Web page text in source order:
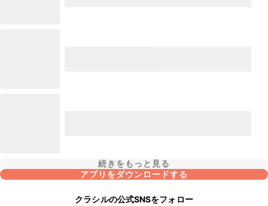
続きをもっと見る
アプリをダウンロードする
クラシルの公式SNSをフォロー